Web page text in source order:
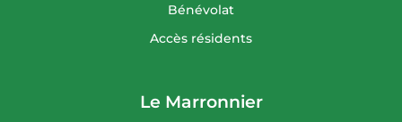
Bénévolat
Accès résidents
Le Marronnier